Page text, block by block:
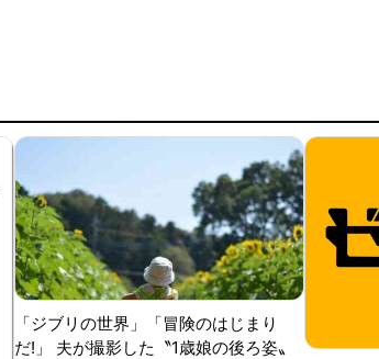
「ジブリの世界」「冒険のはじまり
だ!」 夫が撮影した〝1歳娘の後ろ姿〟